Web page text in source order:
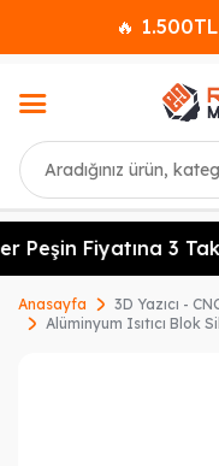
🔥
Ara
Peşin Fiyatına 3
Anasayfa 3D Yazıcı -
Alüminyum Isıtıcı Blok